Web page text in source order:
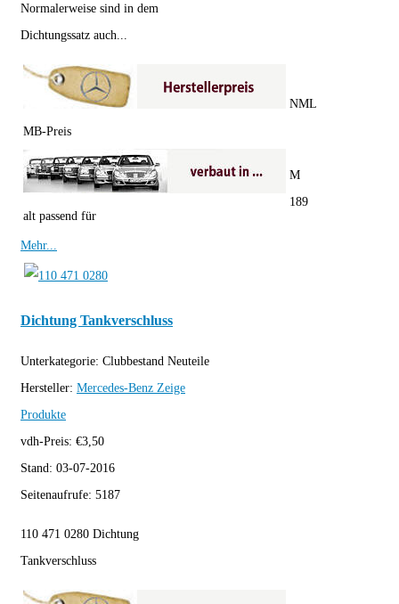
Normalerweise sind in dem
Dichtungssatz auch...
MB-Preis
NML
alt passend für
M
189
Mehr...
Dichtung Tankverschluss
Unterkategorie: Clubbestand Neuteile
Hersteller: Mercedes-Benz Zeige
Produkte
vdh-Preis: €3,50
Stand: 03-07-2016
Seitenaufrufe: 5187
110 471 0280 Dichtung
Tankverschluss